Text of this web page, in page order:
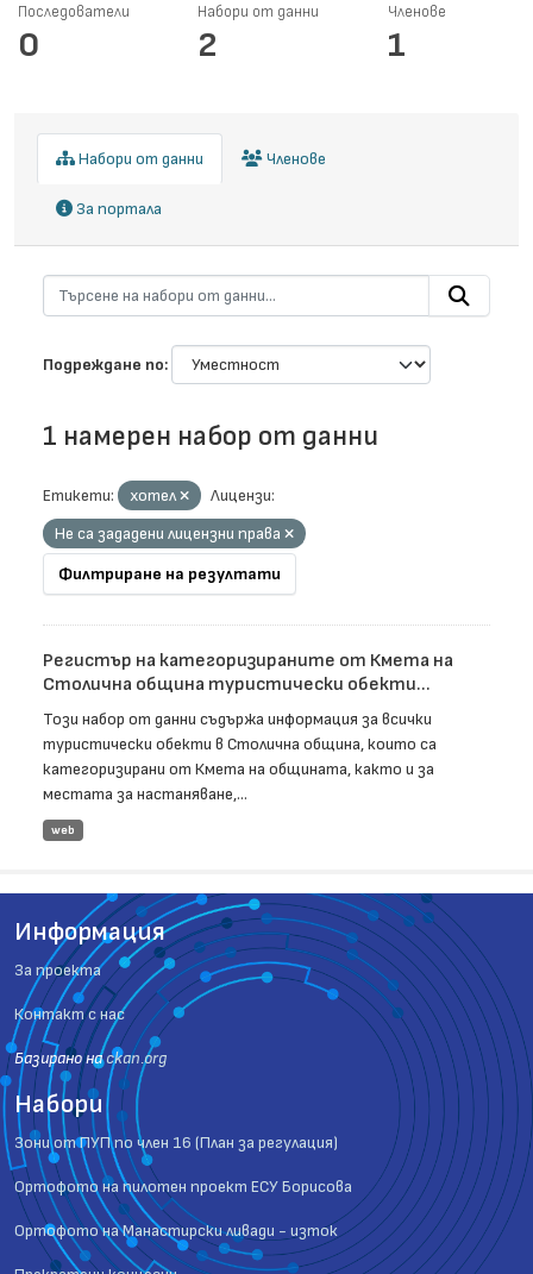
Последователи
0
Набори от данни
2
Членове
1
Набори от данни Членове
За портала
Подреждане по
1 намерен набор от данни
Етикети: хотел
Лицензи:
Не са зададени лицензни права
Филтриране на резултати
Регистър на категоризираните от Кмета на
Столична община туристически обекти...
Този набор от данни съдържа информация за всички
туристически обекти в Столична община, които са
категоризирани от Кмета на общината, както и за
местата за настаняване,...
web
Информация
За проекта
Контакт с нас
Базиранo наckan.org
Набори
Зони от ПУП по член 16 (План за регулация)
Ортофото на пилотен проект ЕСУ Борисова
Ортофото на Манастирски ливади - изток